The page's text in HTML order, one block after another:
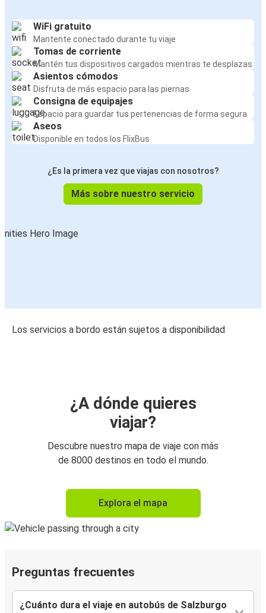
WiFi gratuito
Mantente conectado durante tu viaje
Tomas de corriente
Mantén tus dispositivos cargados mientras te desplazas
Asientos cómodos
Disfruta de más espacio para las piernas
Consigna de equipajes
Espacio para guardar tus pertenencias de forma segura
Aseos
Disponible en todos los FlixBus
¿Es la primera vez que viajas con nosotros?
Más sobre nuestro servicio
Los servicios a bordo están sujetos a disponibilidad
¿A dónde quieres
viajar?
Descubre nuestro mapa de viaje con más
de 8000 destinos en todo el mundo.
Explora el mapa
Preguntas frecuentes
¿Cuánto dura el viaje en autobús de Salzburgo